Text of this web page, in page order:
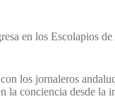
en los Escolapios
los jornaleros
la conciencia desde